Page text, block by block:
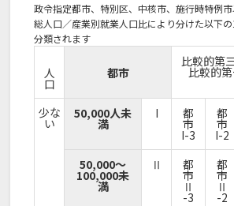
政令指定都市、特別区、中核市、施行時特例市
総人口／産業別就業人口比により分けた以下
分類されます
人
口
都市
比較的第
比較的
少な
い
50,000人未
満
I 都
市
I-3
都
市
I-2
50,000～
100,000未
満
Ⅱ 都
市
Ⅱ
-3
都
市
Ⅱ
-2